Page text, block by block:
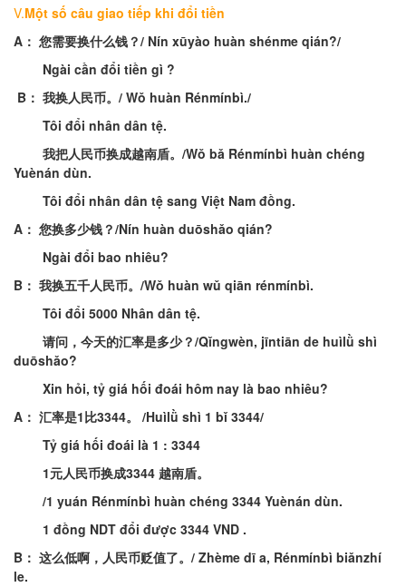
V.Một số câu giao tiếp khi đổi tiền
A ： 您需要换什么钱？/ Nín xūyào huàn shénme qián?/
Ngài cần đổi tiền gì ?
B ： 我换人民币。 / Wǒ huàn Rénmínbì./
Tôi đổi nhân dân tệ.
我把人民币换成越南盾。 /Wǒ bǎ Rénmínbì huàn chéng
Yuènán dùn.
Tôi đổi nhân dân tệ sang Việt Nam đồng.
A ： 您换多少钱？/Nín huàn duōshǎo qián?
Ngài đổi bao nhiêu?
B ： 我换五千人民币。 /Wǒ huàn wǔ qiān rénmínbì.
Tôi đổi 5000 Nhân dân tệ.
请问 ，今天的汇率是多少？/Qǐngwèn, jīntiān de huìlǜ shì
duōshǎo?
Xin hỏi, tỷ giá hối đoái hôm nay là bao nhiêu?
A ： 汇率是1比3344。 /Huìlǜ shì 1 bǐ 3344/
Tỷ giá hối đoái là 1 : 3344
1元人民币换成3344 越南盾。
/1 yuán Rénmínbì huàn chéng 3344 Yuènán dùn.
1 đồng NDT đổi được 3344 VND .
B ： 这么低啊，人民币贬值了。 / Zhème dī a, Rénmínbì biǎnzhí
le.